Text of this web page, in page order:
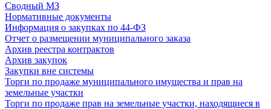
Сводный МЗ
Нормативные документы
Информация о закупках по 44-ФЗ
Отчет о размещении муниципального заказа
Архив реестра контрактов
Архив закупок
Закупки вне системы
Торги по продаже муниципального имущества и прав на
земельные участки
Торги по продаже прав на земельные участки, находящиеся в